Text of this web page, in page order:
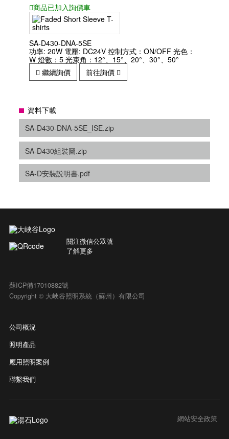
商品已加入詢價車
SA-D430-DNA-5SE
功率: 20W 電壓: DC24V 控制方式：ON/OFF 光色：
W 燈數：5 光束角：12°、15°、20°、30°、50°
繼續詢價
前往詢價
資料下載
SA-D430-DNA-5SE_ISE.zip
SA-D430組裝圖.zip
SA-D安裝説明書.pdf
關注微信公眾號
了解更多
蘇ICP備17010882號
Copyright © 大峽谷照明系統（蘇州）有限公司
公司概況
照明產品
應用照明案例
聯繫我們
網站安全政策